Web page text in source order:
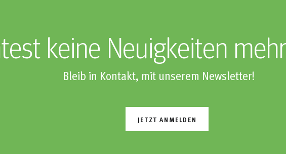
keine Neuigkeiten
Bleib in Kontakt, mit unserem Newsletter!
JETZT ANMELDEN